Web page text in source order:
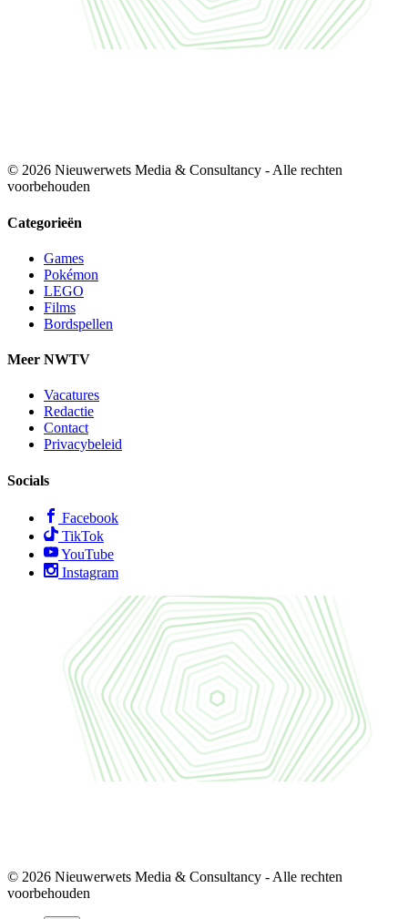
© 2026 Nieuwerwets Media & Consultancy - Alle rechten
voorbehouden
Categorieën
Games
Pokémon
LEGO
Films
Bordspellen
Meer NWTV
Vacatures
Redactie
Contact
Privacybeleid
Socials
Facebook
TikTok
YouTube
Instagram
© 2026 Nieuwerwets Media & Consultancy - Alle rechten
voorbehouden